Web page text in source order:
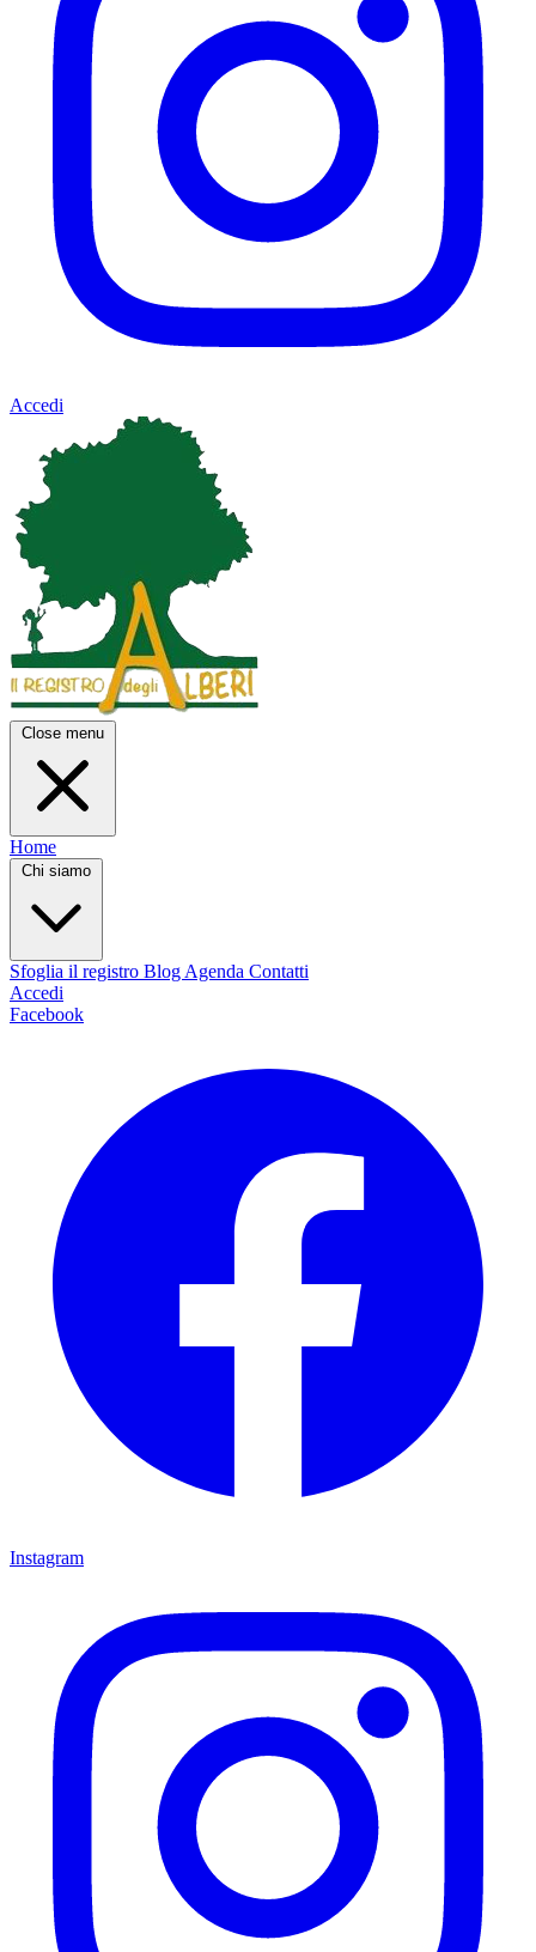
Accedi
Close menu
Home
Chi siamo
Sfoglia il registro Blog Agenda Contatti
Accedi
Facebook
Instagram